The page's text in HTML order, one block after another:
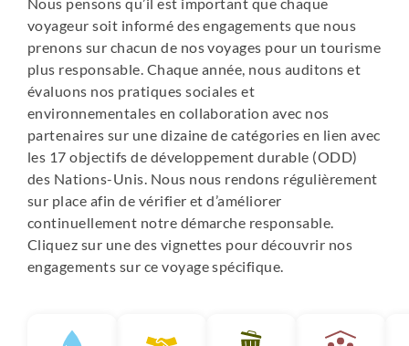
voyageur soit informé des engagements que nous
prenons sur chacun de nos voyages pour un tourisme
plus responsable. Chaque année, nous auditons et
évaluons nos pratiques sociales et
environnementales en collaboration avec nos
partenaires sur une dizaine de catégories en lien avec
les 17 objectifs de développement durable (ODD)
des Nations-Unis. Nous nous rendons régulièrement
sur place afin de vérifier et d’améliorer
continuellement notre démarche responsable.
Cliquez sur une des vignettes pour découvrir nos
engagements sur ce voyage spécifique.